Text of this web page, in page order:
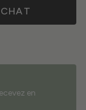
en